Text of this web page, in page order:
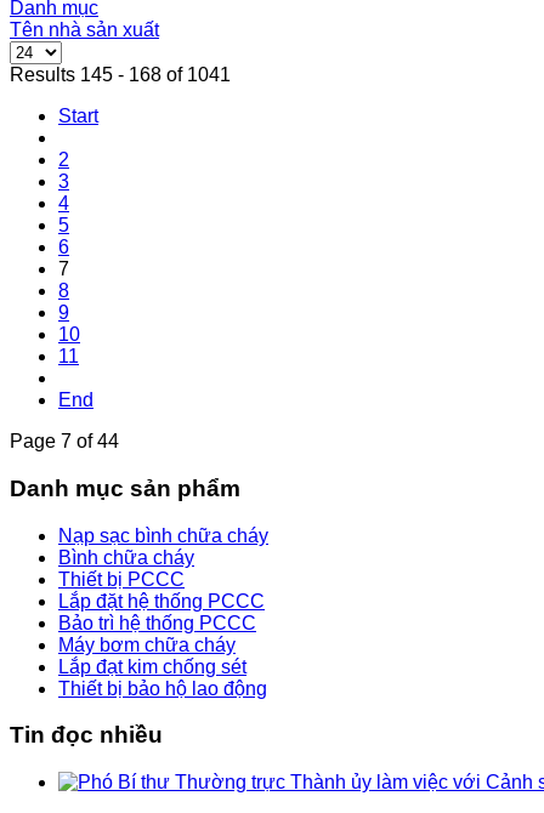
Danh mục
Tên nhà sản xuất
Results 145 - 168 of 1041
Start
2
3
4
5
6
7
8
9
10
11
End
Page 7 of 44
Danh mục sản phẩm
Nạp sạc bình chữa cháy
Bình chữa cháy
Thiết bị PCCC
Lắp đặt hệ thống PCCC
Bảo trì hệ thống PCCC
Máy bơm chữa cháy
Lắp đạt kim chống sét
Thiết bị bảo hộ lao động
Tin đọc nhiều